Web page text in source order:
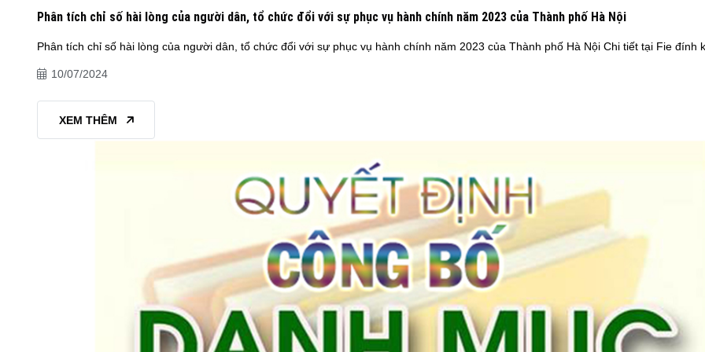
Phân tích chỉ số hài lòng của người dân, tổ chức đổi với sự phục vụ hành chính năm 2023 của Thành phố Hà Nội
Phân tích chỉ số hài lòng của người dân, tổ chức đổi với sự phục vụ hành chính năm 2023 của Thành phố Hà Nội Chi tiết tại Fie đính
10/07/2024
XEM THÊM